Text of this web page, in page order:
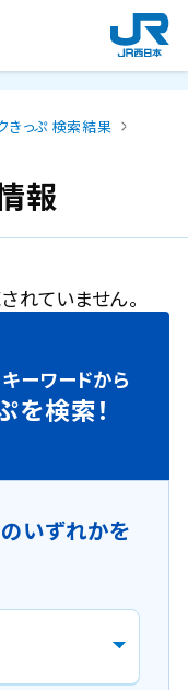
コンテンツにスキップ
新
規
ウ
ン
開
ま
す
きっぷ 検索結果
報
れていません。
ーワードから
を検索！
のいずれかを